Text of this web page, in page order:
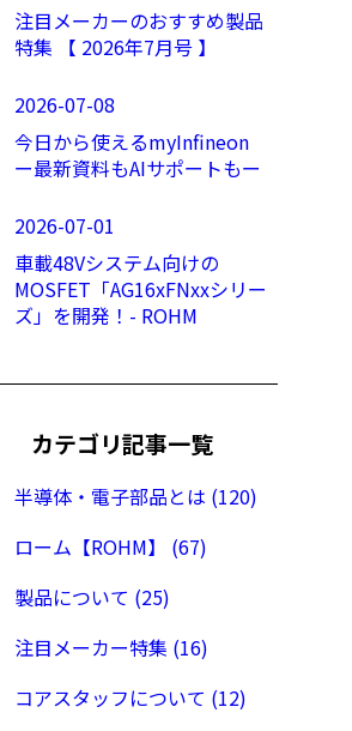
注目メーカーのおすすめ製品
特集 【 2026年7月号 】
2026-07-08
今日から使えるmyInfineon
ー最新資料もAIサポートもー
2026-07-01
車載48Vシステム向けの
MOSFET「AG16xFNxxシリー
ズ」を開発！- ROHM
カテゴリ記事一覧
半導体・電子部品とは (120)
ローム【ROHM】 (67)
製品について (25)
注目メーカー特集 (16)
コアスタッフについて (12)